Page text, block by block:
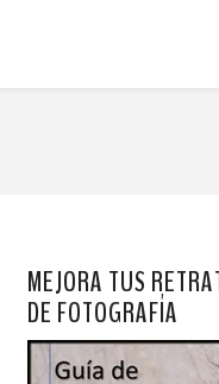
MEJORA TUS
DE FOTOGRAFÍA